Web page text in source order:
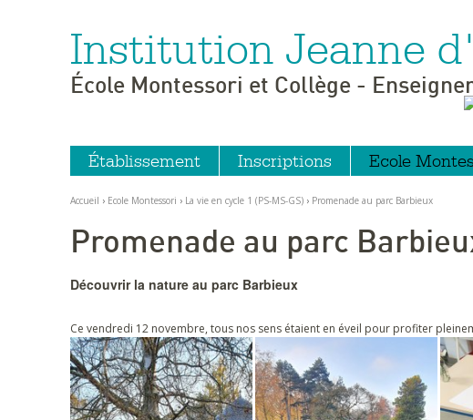
Aller
Aller
à
Outils
personnels
Institution Jeanne
École Montessori et Collège -
Établissement Inscriptions Ecole
Accueil › Ecole Montessori › La vie en cycle 1 (PS-MS-GS) › Promenade au parc Barbieux
Promenade au parc
Découvrir la nature au parc Barbieux
Ce vendredi 12 novembre, tous nos sens étaient en éveil pour profiter